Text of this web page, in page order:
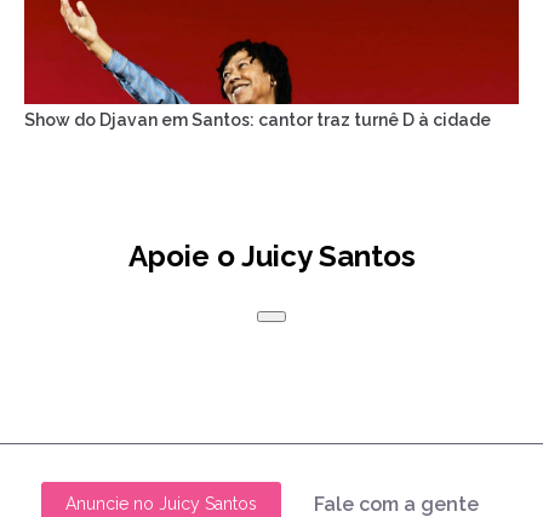
Show do Djavan em Santos: cantor traz turnê D à cidade
Apoie o Juicy Santos
Anuncie no Juicy Santos Fale com a gente